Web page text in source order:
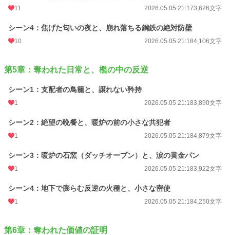
11 2026.05.05 21:173,626文字
シーン4：焦げた匂いの夜と、崩れ落ちる鋼鉄の絶対防壁
10 2026.05.05 21:184,106文字
第5章：奪われた日常と、檻の中の反逆
シーン1：支配者の鳥籠と、譲れない矜持
1 2026.05.05 21:183,890文字
シーン2：絶望の晩餐と、暖炉の前の小さな共犯者
1 2026.05.05 21:184,879文字
シーン3：暖炉の石窯（ダッチオーブン）と、涙の黄金パン
1 2026.05.05 21:183,922文字
シーン4：地下で膨らむ反逆の火種と、小さな密使
1 2026.05.05 21:184,250文字
第6章：奪われた価値の証明